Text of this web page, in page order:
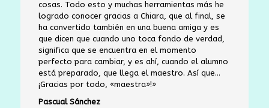
cosas. Todo esto y muchas herramientas más he
logrado conocer gracias a Chiara, que al final, se
ha convertido también en una buena amiga y es
que dicen que cuando uno toca fondo de verdad,
significa que se encuentra en el momento
perfecto para cambiar, y es ahí, cuando el alumno
está preparado, que llega el maestro. Así que…
¡Gracias por todo, «maestra»!»
Pascual Sánchez